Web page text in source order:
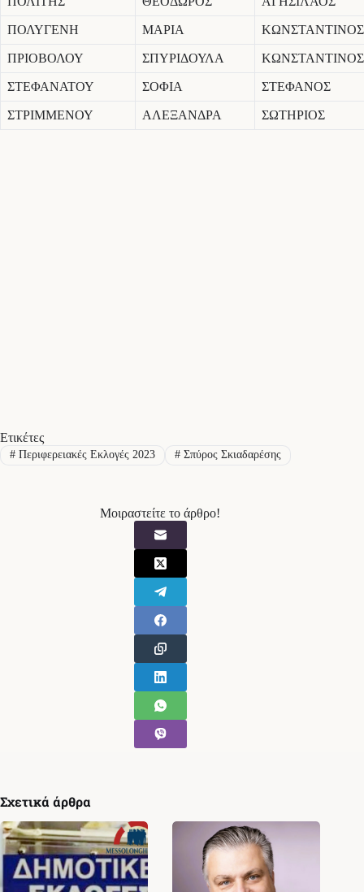
ΠΟΛΥΓΕΝΗ ΜΑΡΙΑ ΚΩΝΣΤΑΝΤΙΝΟΣ
ΠΡΙΟΒΟΛΟΥ ΣΠΥΡΙΔΟΥΛΑ ΚΩΝΣΤΑΝΤΙΝΟΣ
ΣΤΕΦΑΝΑΤΟΥ ΣΟΦΙΑ ΣΤΕΦΑΝΟΣ
ΣΤΡΙΜΜΕΝΟΥ ΑΛΕΞΑΝΔΡΑ ΣΩΤΗΡΙΟΣ
Ετικέτες
#Περιφερειακές Εκλογές 2023 #Σπύρος Σκιαδαρέσης
Μοιραστείτε το άρθρο!
Σχετικά άρθρα